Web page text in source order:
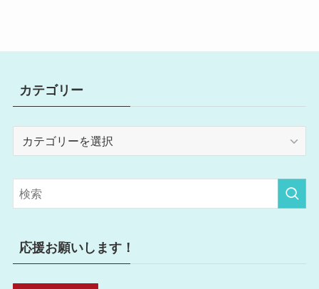
カテゴリー
リ
ー
応援お願いします！